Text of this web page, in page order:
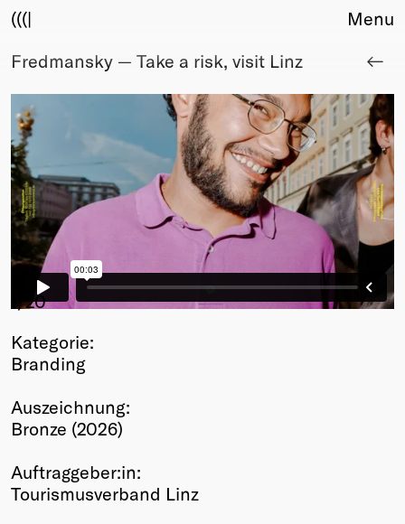
(((|
About
Award
Sponsors
Fair Work
TBD
Events
Upcoming
Past
Membership
Members
Young Creatives
Winners
Past
Annual
Menu
Fredmansky — Take a risk, visit Linz
/20
Kategorie:
Branding
Auszeichnung:
Bronze (2026)
Auftraggeber:in:
Tourismusverband Linz